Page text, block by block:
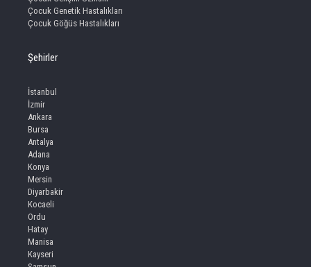
Çocuk Genetik Hastalıkları
Çocuk Göğüs Hastalıkları
Şehirler
İstanbul
İzmir
Ankara
Bursa
Antalya
Adana
Konya
Mersin
Diyarbakir
Kocaeli
Ordu
Hatay
Manisa
Kayseri